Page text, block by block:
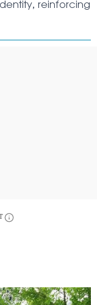
reinforcing